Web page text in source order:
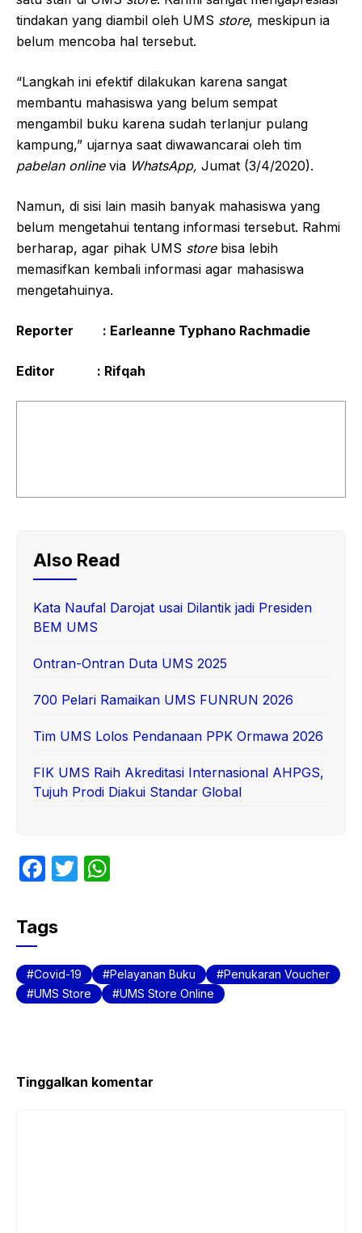
tindakan yang diambil oleh UMS store, meskipun ia
belum mencoba hal tersebut.
“Langkah ini efektif dilakukan karena sangat
membantu mahasiswa yang belum sempat
mengambil buku karena sudah terlanjur pulang
kampung,” ujarnya saat diwawancarai oleh tim
pabelan online via WhatsApp, Jumat (3/4/2020).
Namun, di sisi lain masih banyak mahasiswa yang
belum mengetahui tentang informasi tersebut. Rahmi
berharap, agar pihak UMS store bisa lebih
memasifkan kembali informasi agar mahasiswa
mengetahuinya.
Reporter : Earleanne Typhano Rachmadie
Editor : Rifqah
Also Read
Kata Naufal Darojat usai Dilantik jadi Presiden
BEM UMS
Ontran-Ontran Duta UMS 2025
700 Pelari Ramaikan UMS FUNRUN 2026
Tim UMS Lolos Pendanaan PPK Ormawa 2026
FIK UMS Raih Akreditasi Internasional AHPGS,
Tujuh Prodi Diakui Standar Global
F
c
e
b
o
T
A
p
Tags
Covid-19 Pelayanan Buku
Penukaran Voucher
UMS Store
UMS Store Online
Tinggalkan komentar